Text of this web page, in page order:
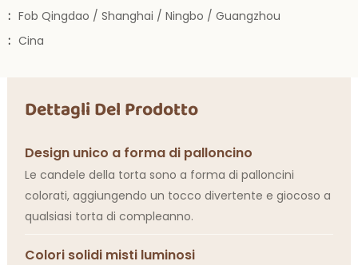
: Fob Qingdao / Shanghai / Ningbo / Guangzhou
: Cina
Dettagli Del Prodotto
Design unico a forma di palloncino
Le candele della torta sono a forma di palloncini
colorati, aggiungendo un tocco divertente e giocoso a
qualsiasi torta di compleanno.
Colori solidi misti luminosi